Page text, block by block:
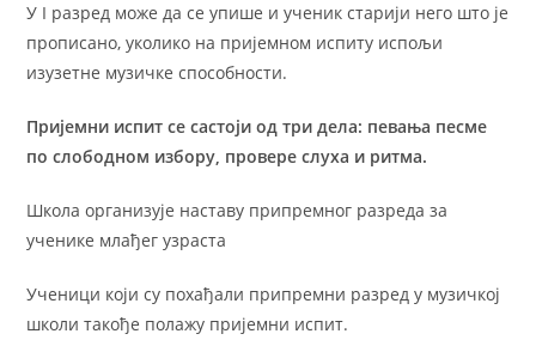
У I разред може да се упише и ученик старији него што је
прописано, уколико на пријемном испиту испољи
изузетне музичке способности.
Пријемни испит се састоји од три дела: певања песме
по слободном избору, провере слуха и ритма.
Школа организује наставу припремног разреда за
ученике млађег узраста
Ученици који су похађали припремни разред у музичкој
школи такође полажу пријемни испит.